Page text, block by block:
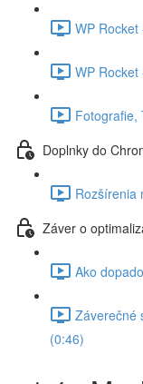
WP
WP
Fotografie,
Doplnky do
Rozšírenia
Záver o
Ako
Záverečné
(0:46)